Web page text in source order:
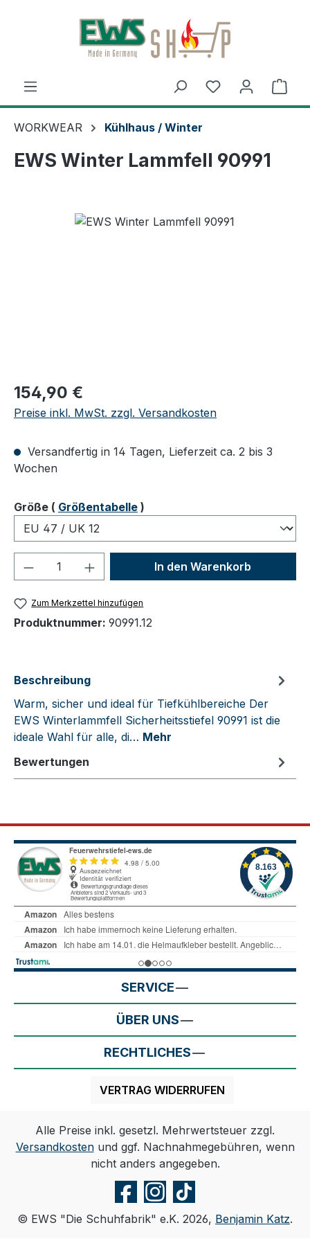
Zum Hauptinhalt springen
WORKWEAR Kühlhaus / Winter
EWS Winter Lammfell 90991
Regulärer Preis:
154,90 €
Preise inkl. MwSt. zzgl. Versandkosten
Versandfertig in 14 Tagen, Lieferzeit ca. 2 bis 3
Wochen
Größeauswählen
( Größentabelle )
Produkt Anzahl: Gib denIn den Warenkorb
Zum Merkzettel hinzufügen
Produktnummer: 90991.12
Beschreibung
Warm, sicher und ideal für Tiefkühlbereiche Der
EWS Winterlammfell Sicherheitsstiefel 90991 ist die
ideale Wahl für alle, di… Mehr
Bewertungen
SERVICE
ÜBER UNS
RECHTLICHES
VERTRAG WIDERRUFEN
Alle Preise inkl. gesetzl. Mehrwertsteuer zzgl.
Versandkostenund ggf. Nachnahmegebühren, wenn
nicht anders angegeben.
© EWS "Die Schuhfabrik" e.K. 2026, Benjamin Katz.